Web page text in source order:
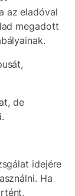
az eladóval
megadott
de
idejére
Ha